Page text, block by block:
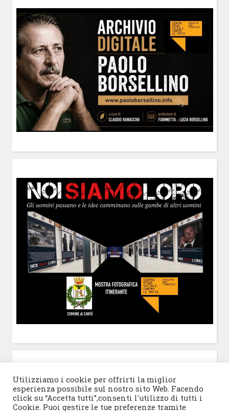
Utilizziamo i cookie per offrirti la miglior
esperienza possibile sul nostro sito Web. Facendo
click su “Accetta tutti”,consenti l'utilizzo di tutti i
Cookie. Puoi gestire le tue preferenze tramite